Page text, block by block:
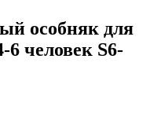
особняк для
человек S6-